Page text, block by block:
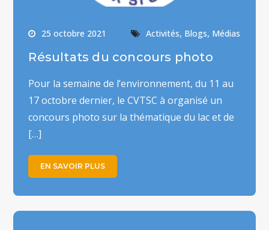
25 octobre 2021 Activités, Blogs, Médias
Résultats du concours photo
Pour la semaine de l’environnement, du 11 au
17 octobre dernier, le CVTSC à organisé un
concours photo sur la thématique du lac et de
[…]
EN SAVOIR PLUS